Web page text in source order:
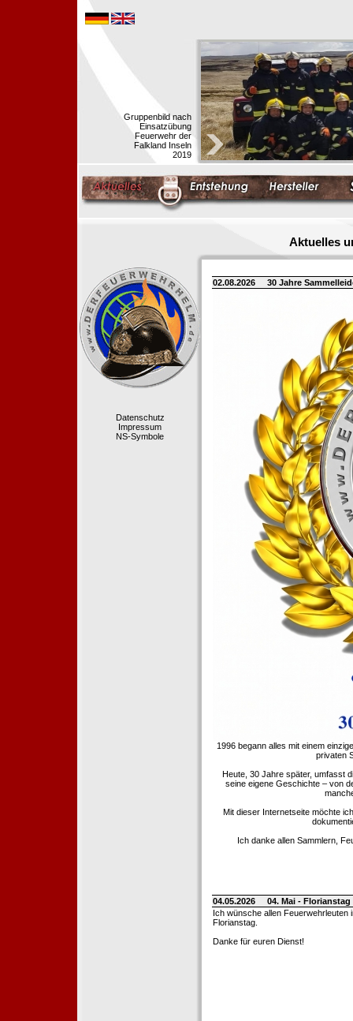
Gruppenbild nach
Einsatzübung
Feuerwehr der
Falkland Inseln
2019
Aktuelles
Datenschutz
Impressum
NS-Symbole
02.08.2026 30 Jahre
1996 begann alles mit einem
privaten
Heute, 30 Jahre später, umfasst
seine eigene Geschichte – von
Mit dieser Internetseite möchte
Ich danke allen Sammlern,
04.05.2026
04. Mai -
Ich wünsche allen Feuerwehrleuten
Florianstag.
Danke für euren Dienst!